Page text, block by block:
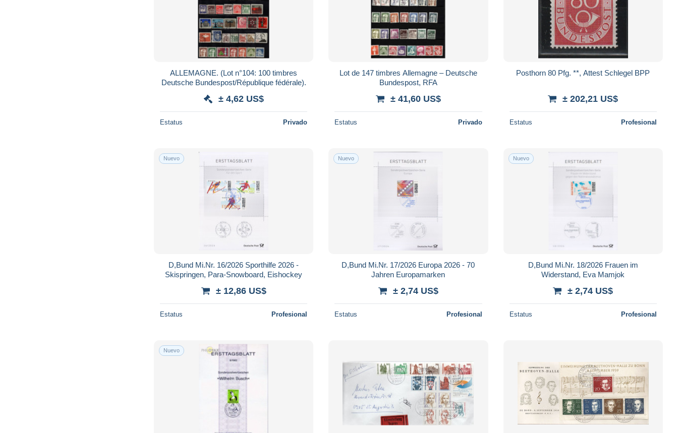
ALLEMAGNE. (Lot n°104: 100 timbres
Deutsche Bundespost/République fédérale).
± 4,62 US$
Estatus Privado
Lot de 147 timbres Allemagne – Deutsche
Bundespost, RFA
± 41,60 US$
Estatus Privado
Posthorn 80 Pfg. **, Attest Schlegel BPP
± 202,21 US$
Estatus Profesional
Nuevo
D,Bund Mi.Nr. 16/2026 Sporthilfe 2026 -
Skispringen, Para-Snowboard, Eishockey
± 12,86 US$
Estatus Profesional
Nuevo
D,Bund Mi.Nr. 17/2026 Europa 2026 - 70
Jahren Europamarken
± 2,74 US$
Estatus Profesional
Nuevo
D,Bund Mi.Nr. 18/2026 Frauen im
Widerstand, Eva Mamjok
± 2,74 US$
Estatus Profesional
Nuevo